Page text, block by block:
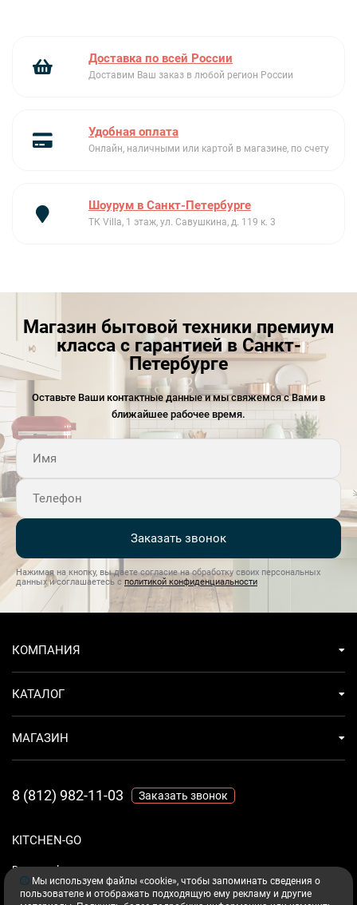
Три варианта монтажа
Обработка PureClean
Доставка по всей России
Доставим Ваш заказ в любой регион России
Удобная оплата
Онлайн, наличными или картой в магазине, по счету
Шоурум в Санкт-Петербурге
ТК Villa, 1 этаж, ул. Савушкина, д. 119 к. 3
Магазин бытовой техники премиум
класса с гарантией в Санкт-
Петербурге
Оставьте Ваши контактные данные и мы свяжемся с Вами в
ближайшее рабочее время.
Заказать звонок
Нажимая на кнопку, вы даете согласие на обработку своих персональных
данных и соглашаетесь с политикой конфиденциальности
KITCHEN-GO
Ваш комфорт - дело техники.
КОМПАНИЯ
КАТАЛОГ
МАГАЗИН
8 (812) 982-11-03 Заказать звонок
Мы используем файлы «cookie», чтобы запоминать сведения о
пользователе и отображать подходящую ему рекламу и другие